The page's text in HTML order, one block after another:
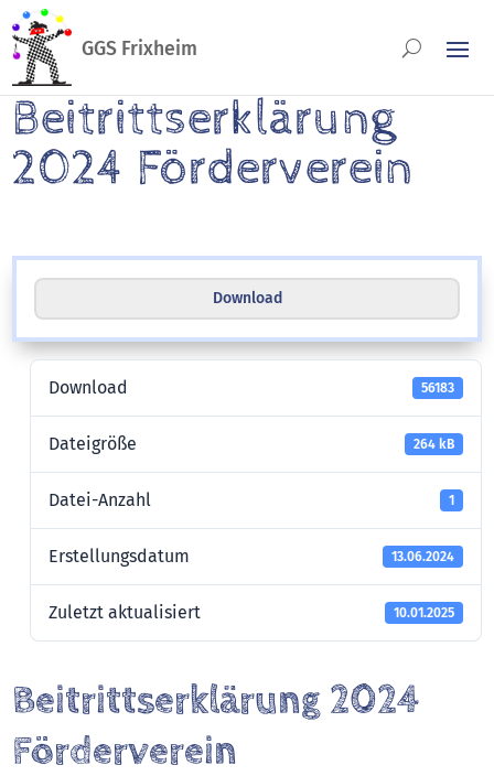
Beitrittserklärung
2024 Förderverein
Download
Download 56183
Dateigröße 264 kB
Datei-Anzahl 1
Erstellungsdatum 13.06.2024
Zuletzt aktualisiert 10.01.2025
Beitrittserklärung 2024
Förderverein